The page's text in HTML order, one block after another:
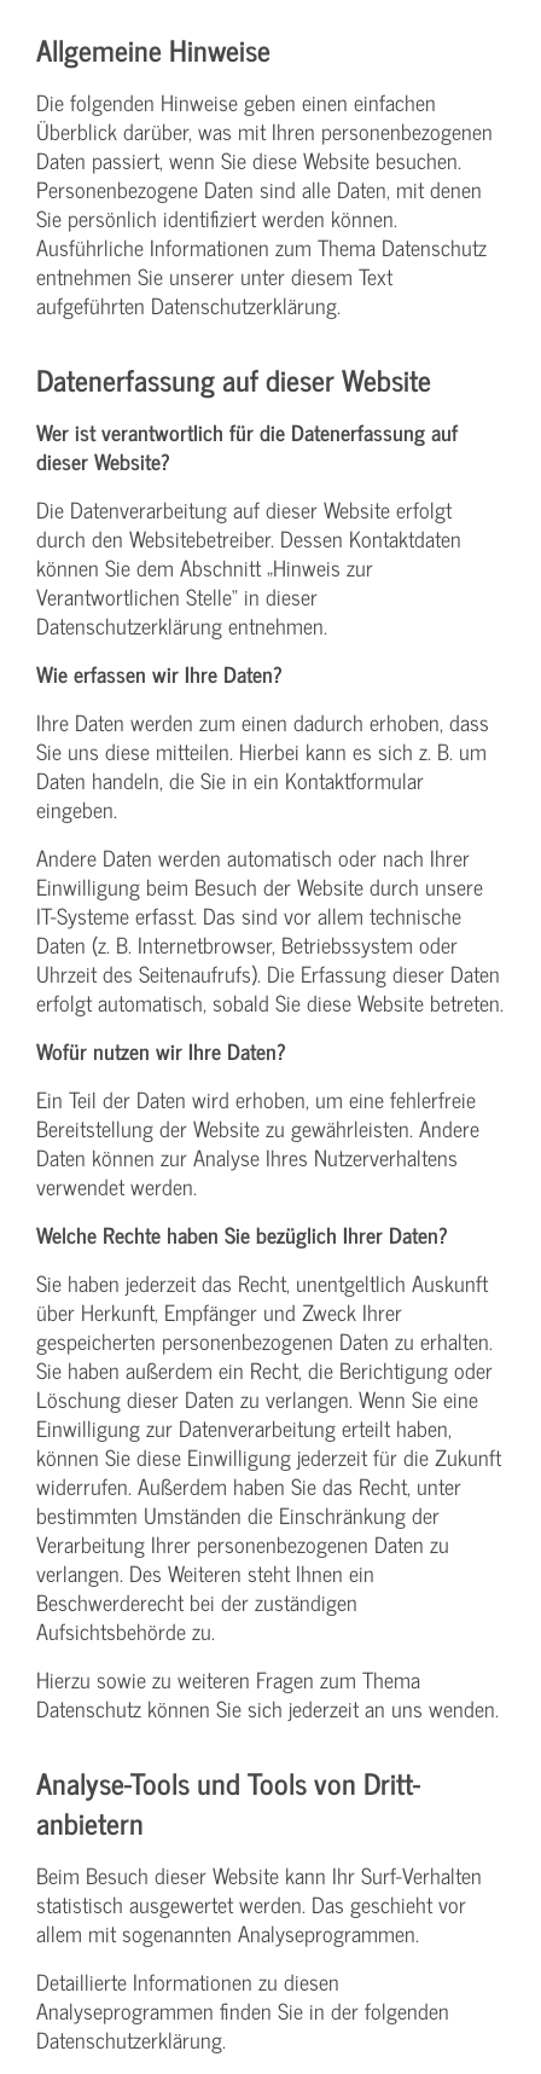
Allgemeine Hinweise
Die folgenden Hinweise geben einen einfachen
Überblick darüber, was mit Ihren personenbezogenen
Daten passiert, wenn Sie diese Website besuchen.
Personenbezogene Daten sind alle Daten, mit denen
Sie persönlich identifiziert werden können.
Ausführliche Informationen zum Thema Datenschutz
entnehmen Sie unserer unter diesem Text
aufgeführten Datenschutzerklärung.
Datenerfassung auf dieser Website
Wer ist verantwortlich für die Datenerfassung auf
dieser Website?
Die Datenverarbeitung auf dieser Website erfolgt
durch den Websitebetreiber. Dessen Kontaktdaten
können Sie dem Abschnitt „Hinweis zur
Verantwortlichen Stelle“ in dieser
Datenschutzerklärung entnehmen.
Wie erfassen wir Ihre Daten?
Ihre Daten werden zum einen dadurch erhoben, dass
Sie uns diese mitteilen. Hierbei kann es sich z. B. um
Daten handeln, die Sie in ein Kontaktformular
eingeben.
Andere Daten werden automatisch oder nach Ihrer
Einwilligung beim Besuch der Website durch unsere
IT-Systeme erfasst. Das sind vor allem technische
Daten (z. B. Internetbrowser, Betriebssystem oder
Uhrzeit des Seitenaufrufs). Die Erfassung dieser Daten
erfolgt automatisch, sobald Sie diese Website betreten.
Wofür nutzen wir Ihre Daten?
Ein Teil der Daten wird erhoben, um eine fehlerfreie
Bereitstellung der Website zu gewährleisten. Andere
Daten können zur Analyse Ihres Nutzerverhaltens
verwendet werden.
Welche Rechte haben Sie bezüglich Ihrer Daten?
Sie haben jederzeit das Recht, unentgeltlich Auskunft
über Herkunft, Empfänger und Zweck Ihrer
gespeicherten personenbezogenen Daten zu erhalten.
Sie haben außerdem ein Recht, die Berichtigung oder
Löschung dieser Daten zu verlangen. Wenn Sie eine
Einwilligung zur Datenverarbeitung erteilt haben,
können Sie diese Einwilligung jederzeit für die Zukunft
widerrufen. Außerdem haben Sie das Recht, unter
bestimmten Umständen die Einschränkung der
Verarbeitung Ihrer personenbezogenen Daten zu
verlangen. Des Weiteren steht Ihnen ein
Beschwerderecht bei der zuständigen
Aufsichtsbehörde zu.
Hierzu sowie zu weiteren Fragen zum Thema
Datenschutz können Sie sich jederzeit an uns wenden.
Analyse-Tools und Tools von Dritt­
anbietern
Beim Besuch dieser Website kann Ihr Surf-Verhalten
statistisch ausgewertet werden. Das geschieht vor
allem mit sogenannten Analyseprogrammen.
Detaillierte Informationen zu diesen
Analyseprogrammen finden Sie in der folgenden
Datenschutzerklärung.